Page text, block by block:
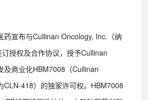
药宣布与Cullinan Oncology, Inc.（纳
授权及合作协议，授予Cullinan
及商业化HBM7008（Cullinan
CLN-418）的独家许可权。HBM7008